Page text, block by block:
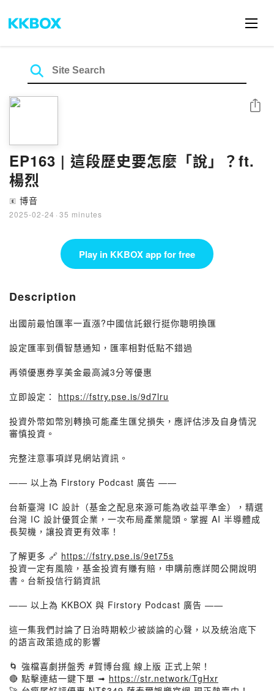
EP163 | 這段歷史要怎麼「說」？ft.
楊烈
🄴 博音
2025-02-24 · 35 minutes
Share
Play in KKBOX app for free
Description
出國前最怕匯率一直漲?中國信託銀行挺你聰明換匯
設定匯率到價智慧通知，匯率相對低點不錯過
再領優惠券享美金最高減3分等優惠
立即設定： https://fstry.pse.is/9d7lru
投資外幣如幣別轉換可能產生匯兌損失，應評估涉及自身情況
審慎投資。
完整注意事項詳見網站資訊。
—— 以上為 Firstory Podcast 廣告 ——
台新臺灣 IC 設計（基金之配息來源可能為收益平準金），精選
台灣 IC 設計優質企業，一次布局產業龍頭。掌握 AI 半導體成
長契機，讓投資更有效率！
了解更多 🔗 https://fstry.pse.is/9et75s
投資一定有風險，基金投資有賺有賠，申購前應詳閱公開說明
書。台新投信行銷資訊
—— 以上為 KKBOX 與 Firstory Podcast 廣告 ——
這一集我們討論了日治時期較少被談論的心聲，以及統治底下
的語言政策造成的影響
🌀 強檔喜劇拼盤秀 #賀博台瘋 線上版 正式上架！
🔴 點擊連結一鍵下單 ➟ https://str.network/TgHxr